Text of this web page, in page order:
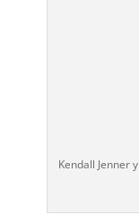
Kendall Jenner